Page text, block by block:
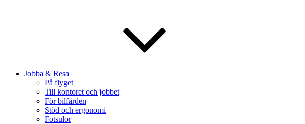
Jobba & Resa
På flyget
Till kontoret och jobbet
För bilfärden
Stöd och ergonomi
Fotsulor